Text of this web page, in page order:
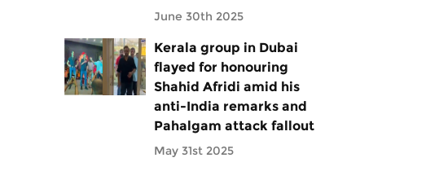
June 30th 2025
Kerala group in Dubai
flayed for honouring
Shahid Afridi amid his
anti-India remarks and
Pahalgam attack fallout
May 31st 2025